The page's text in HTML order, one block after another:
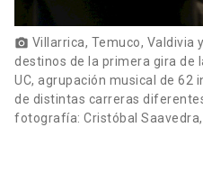
photo_camera Villarrica, Temuco, Valdivia
destinos de la primera gira de
UC, agrupación musical de
de distintas carreras
fotografía: Cristóbal